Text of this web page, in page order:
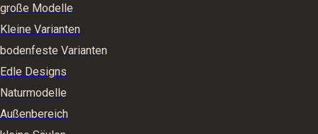
große Modelle
Kleine Varianten
bodenfeste Varianten
Edle Designs
Naturmodelle
Außenbereich